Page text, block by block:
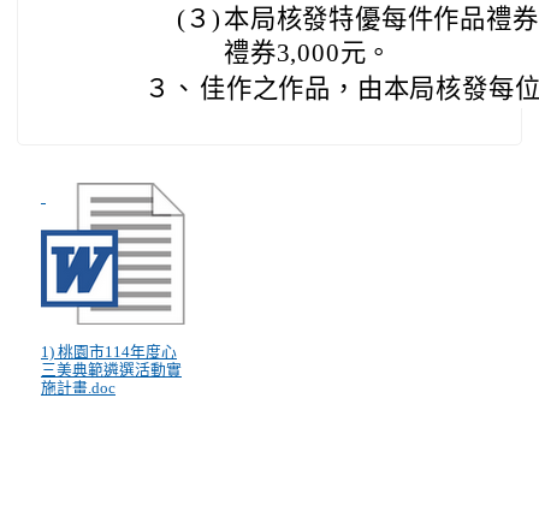
(３) 本局核發特優每件作品禮
禮券3,000元。
３、 佳作之作品，由本局核發每
1) 桃園市114年度心
三美典範遴選活動實
施計畫.doc